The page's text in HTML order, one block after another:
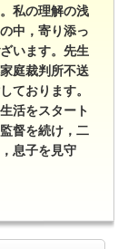
私の理解の浅
中，寄り添っ
います。先生
庭裁判所不送
ております。
活をスタート
督を続け，二
息子を見守